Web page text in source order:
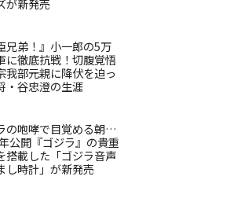
が新発売
兄弟！』小一郎の5万
に徹底抗戦！切腹覚悟
我部元親に降伏を迫っ
・谷忠澄の生涯
の咆哮で目覚める朝…
公開『ゴジラ』の貴重
搭載した「ゴジラ音声
し時計」が新発売